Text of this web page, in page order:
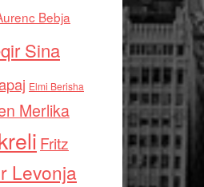
Bebja
Sina
Elmi Berisha
Merlika
Fritz
Levonja